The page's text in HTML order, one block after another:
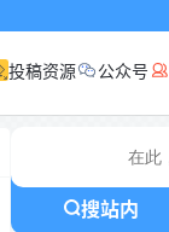
投稿资源 公众号
搜站内